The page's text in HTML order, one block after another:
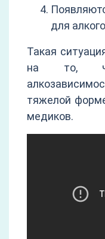
для
Такая
на то,
тяжелой
медиков.